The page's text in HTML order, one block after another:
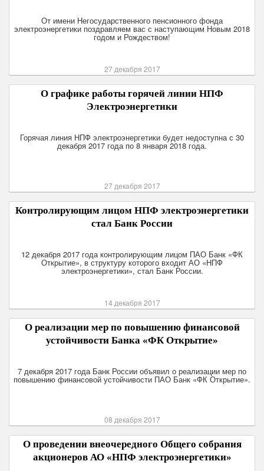
От имени Негосударственного пенсионного фонда
электроэнергетики поздравляем вас с наступающим Новым 2018
годом и Рождеством!
27 декабря 2017
О графике работы горячей линии НПФ
Электроэнергетики
Горячая линия НПФ электроэнергетики будет недоступна с 30
декабря 2017 года по 8 января 2018 года.
27 декабря 2017
Контролирующим лицом НПФ электроэнергетики
стал Банк России
12 декабря 2017 года контролирующим лицом ПАО Банк «ФК
Открытие», в структуру которого входит АО «НПФ
электроэнергетики», стал Банк России.
14 декабря 2017
О реализации мер по повышению финансовой
устойчивости Банка «ФК Открытие»
7 декабря 2017 года Банк России объявил о реализации мер по
повышению финансовой устойчивости ПАО Банк «ФК Открытие».
08 декабря 2017
О проведении внеочередного Общего собрания
акционеров АО «НПФ электроэнергетики»